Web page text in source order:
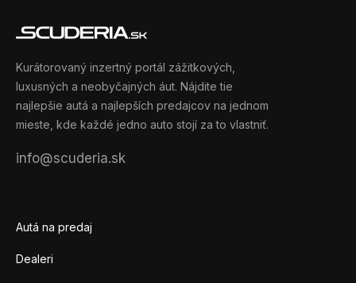
Kurátorovaný inzertný portál zážitkových,
luxusných a neobyčajných áut. Nájdite tie
najlepšie autá a najlepších predajcov na jednom
mieste, kde každé jedno auto stojí za to vlastniť.
info@scuderia.sk
Autá na predaj
Dealeri